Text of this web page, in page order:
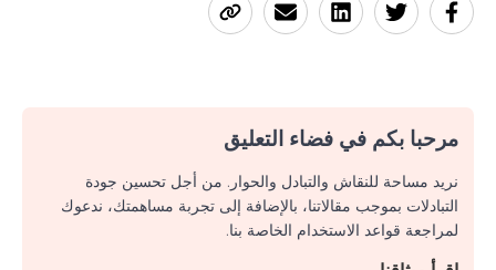
مرحبا بكم في فضاء التعليق
نريد مساحة للنقاش والتبادل والحوار. من أجل تحسين جودة
التبادلات بموجب مقالاتنا، بالإضافة إلى تجربة مساهمتك، ندعوك
لمراجعة قواعد الاستخدام الخاصة بنا.